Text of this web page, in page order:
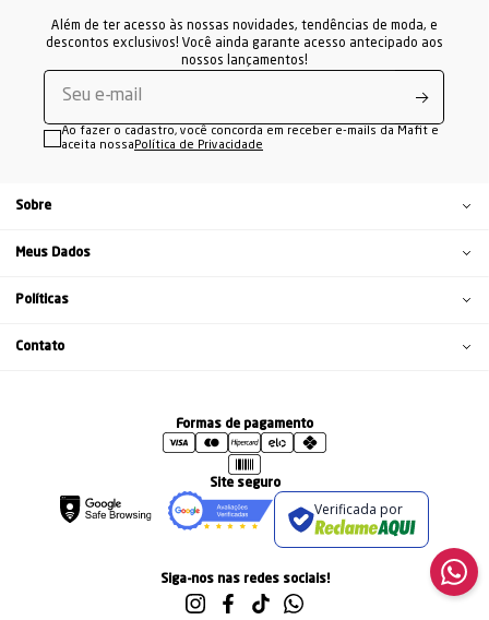
Além de ter acesso às nossas novidades, tendências de moda, e
descontos exclusivos! Você ainda garante acesso antecipado aos
nossos lançamentos!
Ao fazer o cadastro, você concorda em receber e-mails da Mafit e
aceita nossa Política de Privacidade
Sobre
Meus Dados
Políticas
Contato
Formas de pagamento
Site seguro
Verificada por
Siga-nos nas redes sociais!